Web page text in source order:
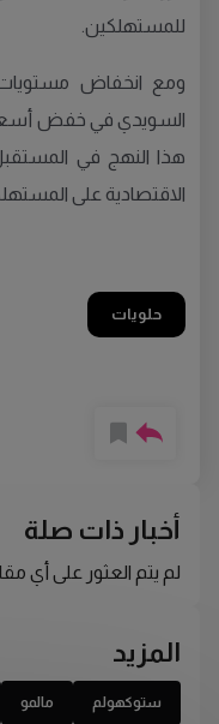
للمستهلكين.
ومع انخفاض مستويات
السويدي في خفض
هذا النهج في
الاقتصادية على
حلويات
أخبار ذات صلة
لم يتم العثور على أي
المزيد
ستوكهولم مالمو